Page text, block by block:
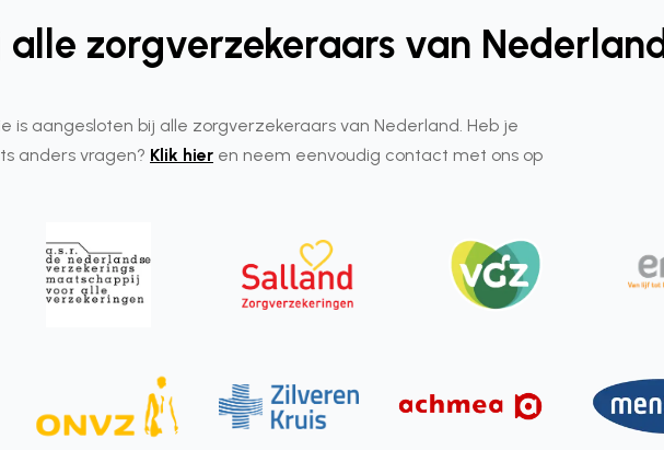
zorgverzekeraars van Nederland
is aangesloten bij alle zorgverzekeraars van Nederland. Heb je
anders vragen? Klik hier en neem eenvoudig contact met ons op